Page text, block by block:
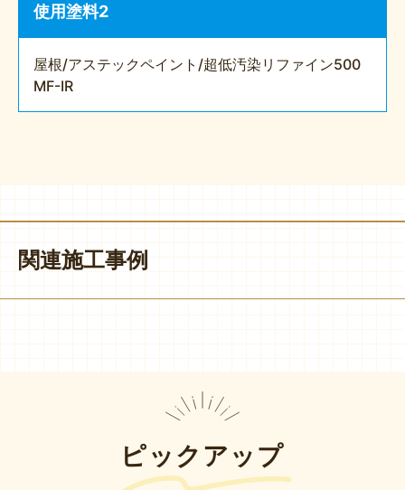
使用塗料2
屋根/アステックペイント/超低汚染リファイン500
MF-IR
関連施工事例
ピックアップ